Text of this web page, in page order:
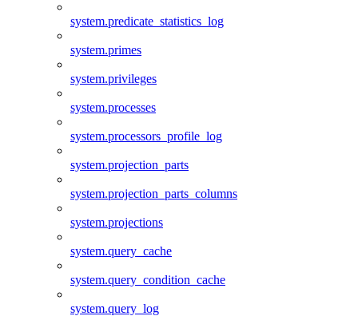
system.predicate_statistics_log
system.primes
system.privileges
system.processes
system.processors_profile_log
system.projection_parts
system.projection_parts_columns
system.projections
system.query_cache
system.query_condition_cache
system.query_log